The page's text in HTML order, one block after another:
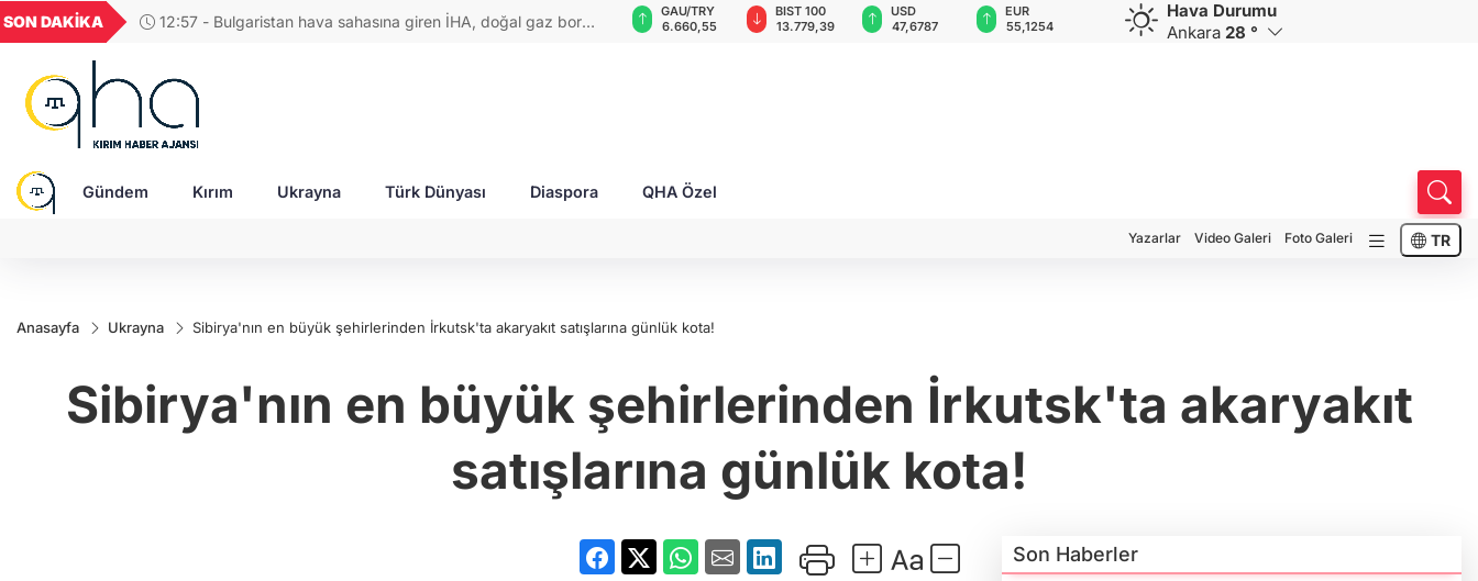
SON DAKİKA
12:57 - Bulgaristan hava sahasına giren İHA, doğal gaz boru
UYU
1,1849
18,2677
16,3788
BGN
27,9743
0,0018
GAU/TRY
6.660,55
BIST 100
13.779,39
USD
47,6787
EUR
55,1254
GBP
64,3468
CHF
59,0083
Hava Durumu
Ankara 28 °
Gündem Kırım Ukrayna Türk Dünyası Diaspora QHA Özel
Yazarlar Video Galeri Foto Galeri TR
Anasayfa Ukrayna Sibirya'nın en büyük şehirlerinden İrkutsk'ta akaryakıt satışlarına günlük kota!
Sibirya'nın en büyük şehirlerinden İrkutsk'ta akaryakıt
satışlarına günlük kota!
Son Haberler